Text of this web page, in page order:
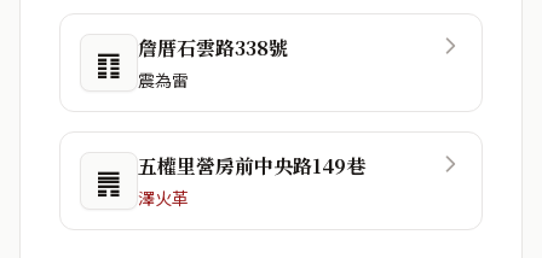
䷖ 詹厝石雲路338號
震為雷
䷠ 五權里營房前中央路149巷
澤火革